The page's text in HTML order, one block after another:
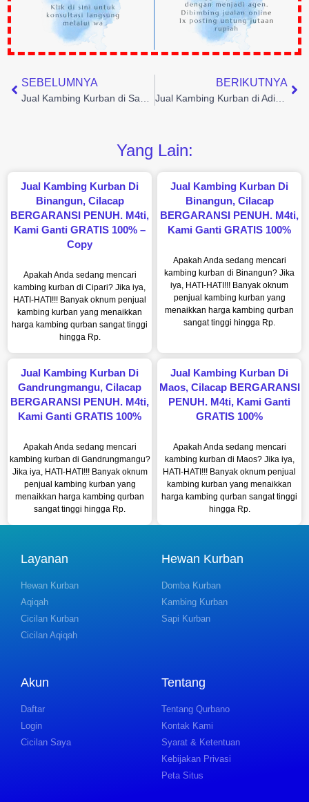
SEBELUMNYA BERIKUTNYA
Jual Kambing Kurban di Adipala, Cilacap BERGARANSI PENUH. M4ti, kami ganti GRATIS 100%
Yang Lain:
Jual Kambing Kurban Di
Binangun, Cilacap
BERGARANSI PENUH. M4ti,
Kami Ganti GRATIS 100% –
Copy
Apakah Anda sedang mencari
kambing kurban di Cipari? Jika iya,
HATI-HATI!!! Banyak oknum penjual
kambing kurban yang menaikkan
harga kambing qurban sangat tinggi
hingga Rp.
Jual Kambing Kurban Di
Binangun, Cilacap
BERGARANSI PENUH. M4ti,
Kami Ganti GRATIS 100%
Apakah Anda sedang mencari
kambing kurban di Binangun? Jika
iya, HATI-HATI!!! Banyak oknum
penjual kambing kurban yang
menaikkan harga kambing qurban
sangat tinggi hingga Rp.
Jual Kambing Kurban Di
Gandrungmangu, Cilacap
BERGARANSI PENUH. M4ti,
Kami Ganti GRATIS 100%
Apakah Anda sedang mencari
kambing kurban di Gandrungmangu?
Jika iya, HATI-HATI!!! Banyak oknum
penjual kambing kurban yang
menaikkan harga kambing qurban
sangat tinggi hingga Rp.
Jual Kambing Kurban Di
Maos, Cilacap BERGARANSI
PENUH. M4ti, Kami Ganti
GRATIS 100%
Apakah Anda sedang mencari
kambing kurban di Maos? Jika iya,
HATI-HATI!!! Banyak oknum penjual
kambing kurban yang menaikkan
harga kambing qurban sangat tinggi
hingga Rp.
Layanan
Hewan Kurban
Aqiqah
Cicilan Kurban
Cicilan Aqiqah
Hewan Kurban
Domba Kurban
Kambing Kurban
Sapi Kurban
Akun
Daftar
Login
Cicilan Saya
Tentang
Tentang Qurbano
Kontak Kami
Syarat & Ketentuan
Kebijakan Privasi
Peta Situs